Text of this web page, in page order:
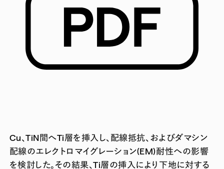
Cu、TiN間へTi層を挿入し、配線抵抗、およびダマシン
配線のエレクトロマイグレーション(EM)耐性への影響
を検討した。その結果、Ti層の挿入により下地に対する